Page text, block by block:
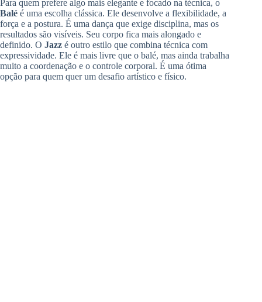
Para quem prefere algo mais elegante e focado na técnica, o
Balé é uma escolha clássica. Ele desenvolve a flexibilidade, a
força e a postura. É uma dança que exige disciplina, mas os
resultados são visíveis. Seu corpo fica mais alongado e
definido. O Jazz é outro estilo que combina técnica com
expressividade. Ele é mais livre que o balé, mas ainda trabalha
muito a coordenação e o controle corporal. É uma ótima
opção para quem quer um desafio artístico e físico.